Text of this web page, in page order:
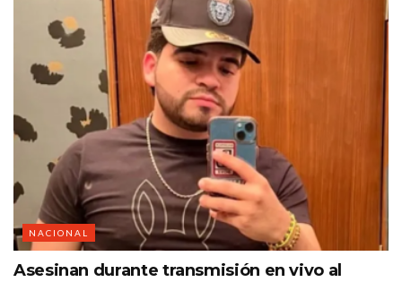
NACIONAL
Asesinan durante transmisión en vivo al